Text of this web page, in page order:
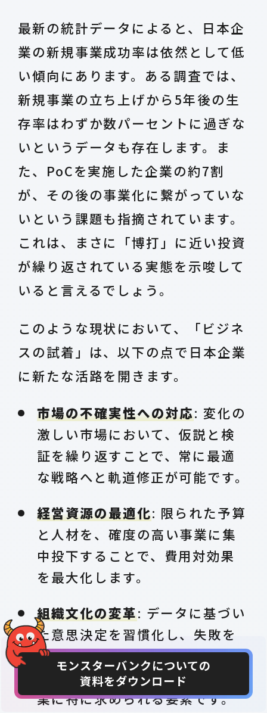
モンスターバンクについての
資料をダウンロード
CONTACT DOWNLOAD
最新の統計データによると、日本企
業の新規事業成功率は依然として低
い傾向にあります。ある調査では、
新規事業の立ち上げから5年後の生
存率はわずか数パーセントに過ぎな
いというデータも存在します。ま
た、PoCを実施した企業の約7割
が、その後の事業化に繋がっていな
いという課題も指摘されています。
これは、まさに「博打」に近い投資
が繰り返されている実態を示唆して
いると言えるでしょう。
このような現状において、「ビジネ
スの試着」は、以下の点で日本企業
に新たな活路を開きます。
市場の不確実性への対応: 変化の
激しい市場において、仮説と検
証を繰り返すことで、常に最適
な戦略へと軌道修正が可能です。
経営資源の最適化: 限られた予算
と人材を、確度の高い事業に集
中投下することで、費用対効果
を最大化します。
組織文化の変革: データに基づい
た意思決定を習慣化し、失敗を
恐れずに挑戦できる文化を醸成
します。これは、現代の日本企
業に特に求められる要素です。